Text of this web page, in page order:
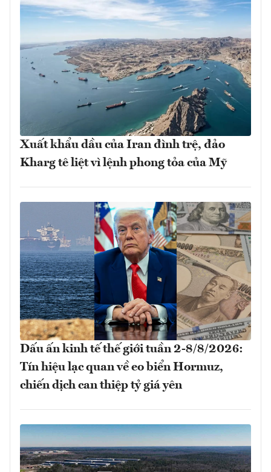
Xuất khẩu dầu của Iran đình trệ, đảo
Kharg tê liệt vì lệnh phong tỏa của Mỹ
Dấu ấn kinh tế thế giới tuần 2-8/8/2026:
Tín hiệu lạc quan về eo biển Hormuz,
chiến dịch can thiệp tỷ giá yên